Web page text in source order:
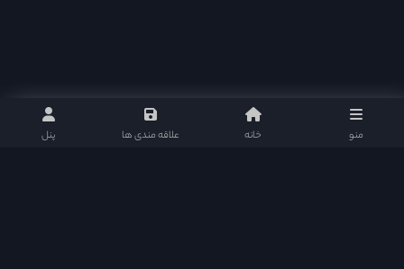
منو خانه علاقه مندی ها پنل